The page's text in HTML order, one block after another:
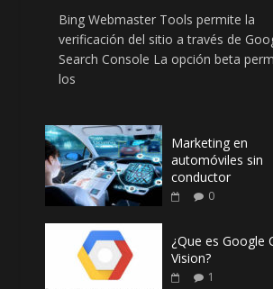
Bing Webmaster Tools permite la
verificación del sitio a través de
Search Console La opción beta
los
Marketing en
automóviles sin
conductor
0
¿Que es Google
Vision?
1